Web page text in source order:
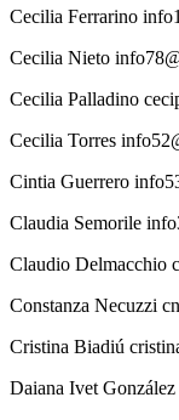
Cecilia Ferrarino
Cecilia Nieto
Cecilia Palladino
Cecilia Torres
Cintia Guerrero
Claudia Semorile
Claudio Delmacchio
Constanza Necuzzi
Cristina Biadiú
Daiana Ivet